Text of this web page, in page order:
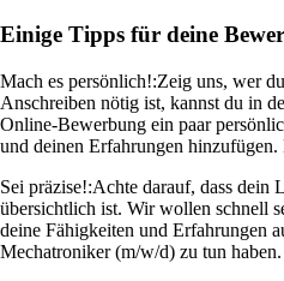
Einige Tipps für deine
Mach es persönlich!:Zeig uns, wer
Anschreiben nötig ist, kannst du in
Online-Bewerbung ein paar
und deinen Erfahrungen
Sei präzise!:Achte darauf, dass dein
übersichtlich ist. Wir wollen schnell
deine Fähigkeiten und Erfahrungen
Mechatroniker (m/w/d) zu tun haben.